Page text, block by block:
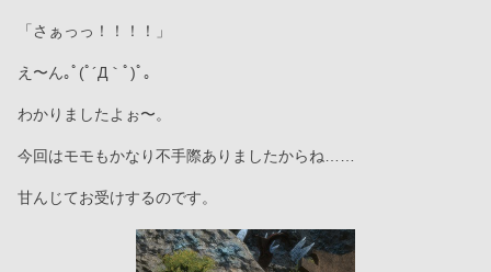
「さぁっっ！！！！」
え〜ん｡ﾟ(ﾟ´Д｀ﾟ)ﾟ｡
わかりましたよぉ〜。
今回はモモもかなり不手際ありましたからね……
甘んじてお受けするのです。